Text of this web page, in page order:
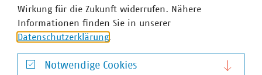
Website
Wirkung für die Zukunft widerrufen. Nähere
Informationen finden Sie in unserer
Datenschutzerklärung
Notwendige Cookies